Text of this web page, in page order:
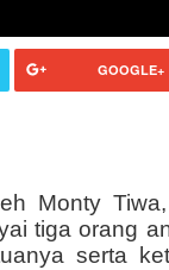
GOOGLE+
Monty
tiga orang
serta